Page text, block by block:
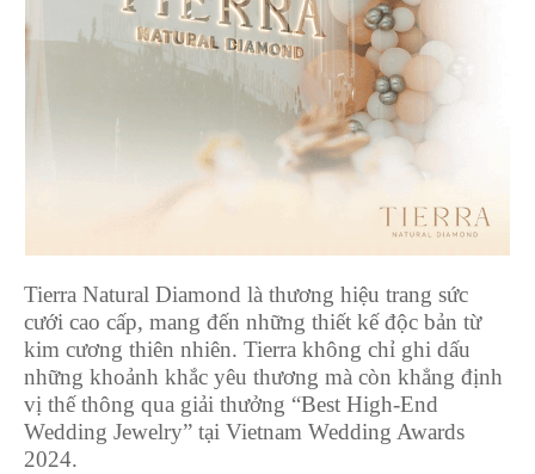
Tierra Natural Diamond là thương hiệu trang sức
cưới cao cấp, mang đến những thiết kế độc bản từ
kim cương thiên nhiên. Tierra không chỉ ghi dấu
những khoảnh khắc yêu thương mà còn khẳng định
vị thế thông qua giải thưởng “Best High-End
Wedding Jewelry” tại Vietnam Wedding Awards
2024.